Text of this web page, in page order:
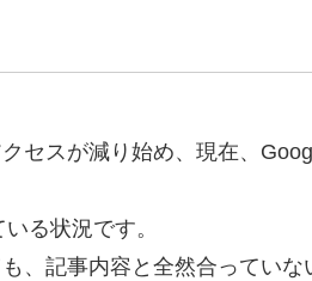
セスが減り始め、現在、
る状況です。
、記事内容と全然合ってい